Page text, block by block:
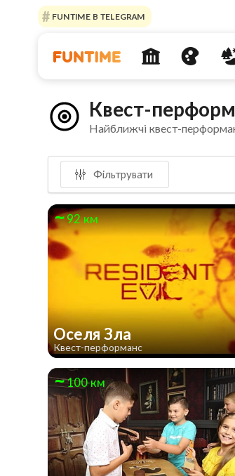
FUNTIME В TELEGRAM
Квест-
Найближчі квест-
Фільтрувати
92 км
Оселя Зла
Квест-перформанс
100 км